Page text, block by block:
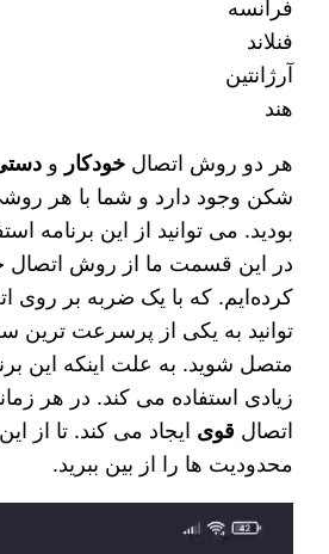
فرانسه
فنلاند
آرژانتین
هند
هر دو روش اتصالخودکار و
شکن وجود دارد و شما با هر
بودید. می‌ توانید از این برنامه
در این قسمت ما از روش اتصال
کرده‌ایم. که با یک ضربه بر روی
توانید به یکی از پرسرعت‌ ترین
متصل شوید. به علت اینکه این
زیادی استفاده می‌ کند. در هر
اتصال قوی ایجاد می‌ کند. تا از
محدودیت‌ ها را از بین ببرید.
نمایشگر